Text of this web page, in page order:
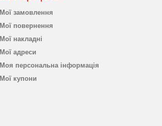
Мої замовлення
Мої повернення
Мої накладні
Мої адреси
Моя персональна інформація
Мої купони